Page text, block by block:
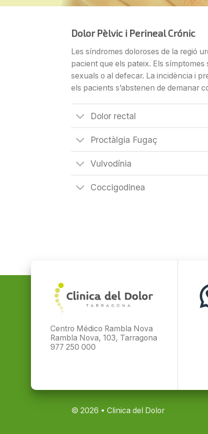
Dolor Pèlvic i Perineal Crónic
Les síndromes doloroses de la regió
pacient que els pateix. Els
sexuals o al defecar. La incidència i
els pacients s’abstenen de demanar
Dolor rectal
Proctàlgia Fugaç
Vulvodínia
Coccigodinea
Centro Médico Rambla Nova
Rambla Nova, 103, Tarragona
977 250 000
© 2026 • Clinica del Dolor